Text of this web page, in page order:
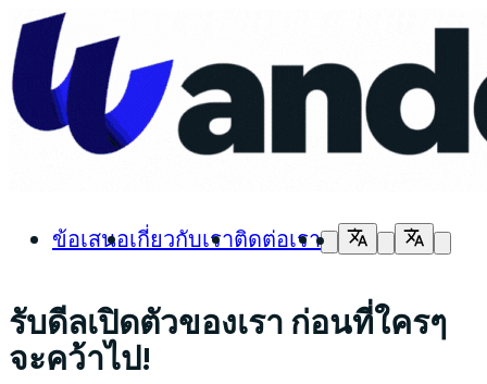
ข้อเสนอเกี่ยวกับเราติดต่อเรา
รับดีลเปิดตัวของเรา ก่อนที่ใครๆ
จะคว้าไป!